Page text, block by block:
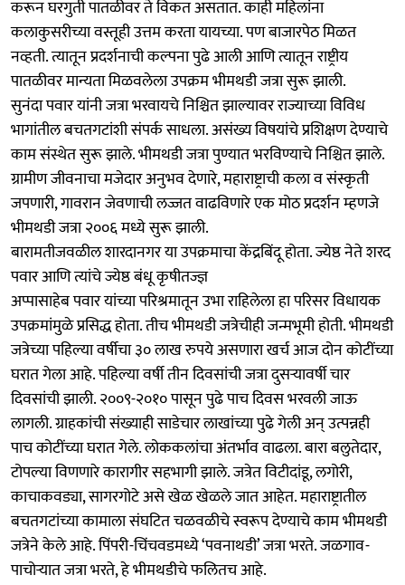
करून घरगुती पातळीवर ते विकत असतात. काही महिलांना
कलाकुसरीच्या वस्तूही उत्तम करता यायच्या. पण बाजारपेठ मिळत
नव्हती. त्यातून प्रदर्शनाची कल्पना पुढे आली आणि त्यातून राष्ट्रीय
पातळीवर मान्यता मिळवलेला उपक्रम भीमथडी जत्रा सुरू झाली.
सुनंदा पवार यांनी जत्रा भरवायचे निश्चित झाल्यावर राज्याच्या विविध
भागांतील बचतगटांशी संपर्क साधला. असंख्य विषयांचे प्रशिक्षण देण्याचे
काम संस्थेत सुरू झाले. भीमथडी जत्रा पुण्यात भरविण्याचे निश्चित झाले.
ग्रामीण जीवनाचा मजेदार अनुभव देणारे, महाराष्ट्राची कला व संस्कृती
जपणारी, गावरान जेवणाची लज्जत वाढविणारे एक मोठ प्रदर्शन म्हणजे
भीमथडी जत्रा २००६ मध्ये सुरू झाली.
बारामतीजवळील शारदानगर या उपक्रमाचा केंद्रबिंदू होता. ज्येष्ठ नेते शरद
पवार आणि त्यांचे ज्येष्ठ बंधू कृषीतज्ज्ञ
अप्पासाहेब पवार यांच्या परिश्रमातून उभा राहिलेला हा परिसर विधायक
उपक्रमांमुळे प्रसिद्ध होता. तीच भीमथडी जत्रेचीही जन्मभूमी होती. भीमथडी
जत्रेच्या पहिल्या वर्षीचा ३० लाख रुपये असणारा खर्च आज दोन कोटींच्या
घरात गेला आहे. पहिल्या वर्षी तीन दिवसांची जत्रा दुसऱ्यावर्षी चार
दिवसांची झाली. २००९-२०१० पासून पुढे पाच दिवस भरवली जाऊ
लागली. ग्राहकांची संख्याही साडेचार लाखांच्या पुढे गेली अन् उत्पन्नही
पाच कोटींच्या घरात गेले. लोककलांचा अंतर्भाव वाढला. बारा बलुतेदार,
टोपल्या विणणारे कारागीर सहभागी झाले. जत्रेत विटीदांडू, लगोरी,
काचाकवड्या, सागरगोटे असे खेळ खेळले जात आहेत. महाराष्ट्रातील
बचतगटांच्या कामाला संघटित चळवळीचे स्वरूप देण्याचे काम भीमथडी
जत्रेने केले आहे. पिंपरी-चिंचवडमध्ये ‘पवनाथडी’ जत्रा भरते. जळगाव-
पाचोऱ्यात जत्रा भरते, हे भीमथडीचे फलितच आहे.